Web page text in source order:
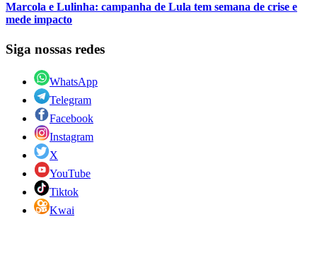
Marcola e Lulinha: campanha de Lula tem semana de crise e
mede impacto
Siga nossas redes
WhatsApp
Telegram
Facebook
Instagram
X
YouTube
Tiktok
Kwai